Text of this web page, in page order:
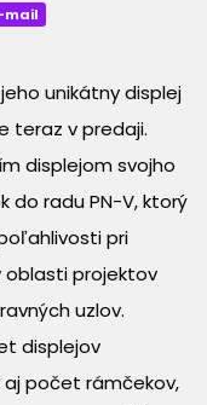
mail
unikátny displej
teraz v predaji.
displejom svojho
do radu PN-V, ktorý
pri
oblasti projektov
uzlov.
displejov
počet rámčekov,